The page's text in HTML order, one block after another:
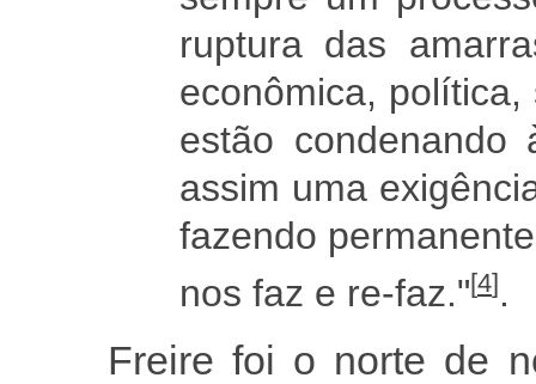
ruptura das
econômica,
estão condenando
assim uma
fazendo
nos faz e re-faz."[4] .
Freire foi o norte de